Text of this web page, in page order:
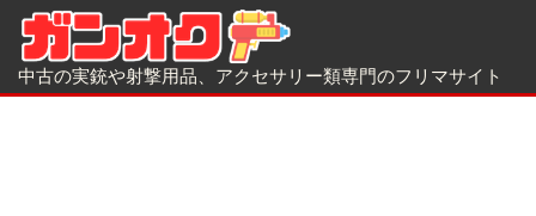
中古の実銃や射撃用品、アクセサリー類専門のフリマサイト